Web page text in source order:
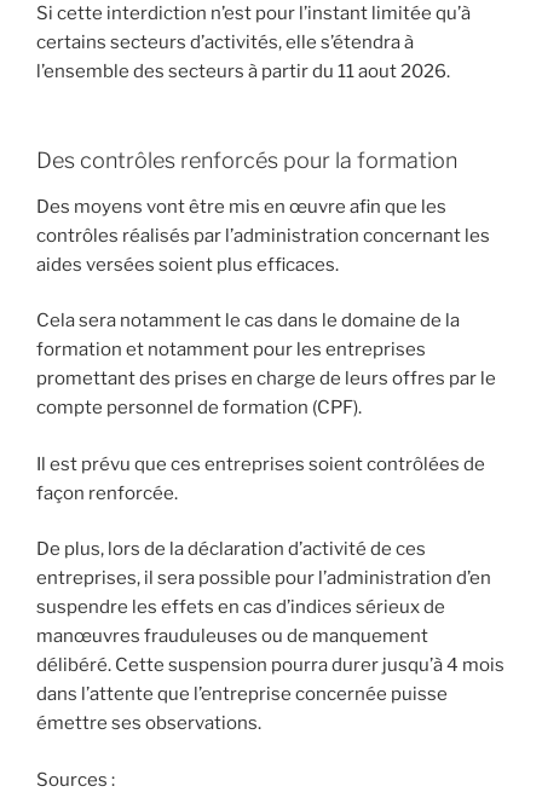
Si cette interdiction n’est pour l’instant limitée qu’à
certains secteurs d’activités, elle s’étendra à
l’ensemble des secteurs à partir du 11 aout 2026.
Des contrôles renforcés pour la formation
Des moyens vont être mis en œuvre afin que les
contrôles réalisés par l’administration concernant les
aides versées soient plus efficaces.
Cela sera notamment le cas dans le domaine de la
formation et notamment pour les entreprises
promettant des prises en charge de leurs offres par le
compte personnel de formation (CPF).
Il est prévu que ces entreprises soient contrôlées de
façon renforcée.
De plus, lors de la déclaration d’activité de ces
entreprises, il sera possible pour l’administration d’en
suspendre les effets en cas d’indices sérieux de
manœuvres frauduleuses ou de manquement
délibéré. Cette suspension pourra durer jusqu’à 4 mois
dans l’attente que l’entreprise concernée puisse
émettre ses observations.
Sources :